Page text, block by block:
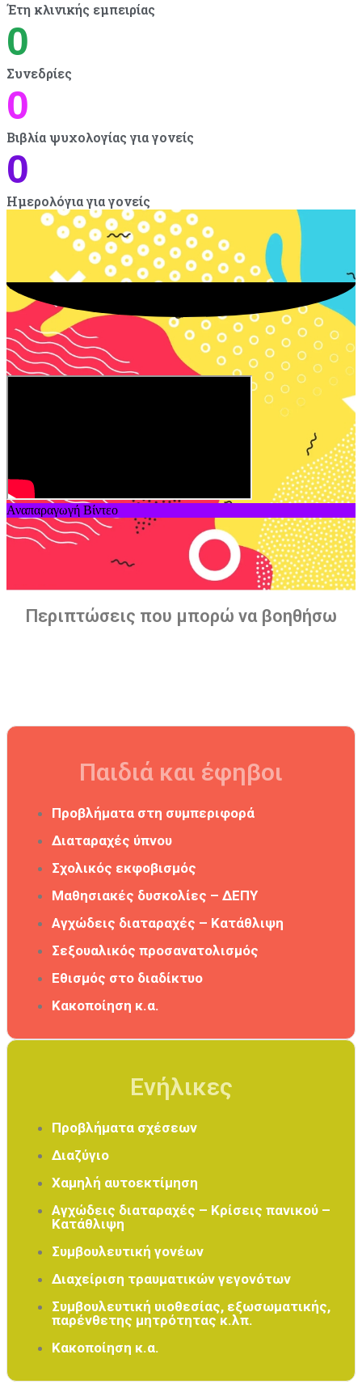
Έτη κλινικής εμπειρίας
0
Συνεδρίες
0
Βιβλία ψυχολογίας για γονείς
0
Ημερολόγια για γονείς
Αναπαραγωγή Βίντεο
Περιπτώσεις που μπορώ να βοηθήσω
Παιδιά και έφηβοι
Προβλήματα στη συμπεριφορά
Διαταραχές ύπνου
Σχολικός εκφοβισμός
Μαθησιακές δυσκολίες – ΔΕΠΥ
Αγχώδεις διαταραχές – Κατάθλιψη
Σεξουαλικός προσανατολισμός
Εθισμός στο διαδίκτυο
Κακοποίηση κ.α.
Ενήλικες
Προβλήματα σχέσεων
Διαζύγιο
Χαμηλή αυτοεκτίμηση
Αγχώδεις διαταραχές – Κρίσεις πανικού –
Κατάθλιψη
Συμβουλευτική γονέων
Διαχείριση τραυματικών γεγονότων
Συμβουλευτική υιοθεσίας, εξωσωματικής,
παρένθετης μητρότητας κ.λπ.
Κακοποίηση κ.α.